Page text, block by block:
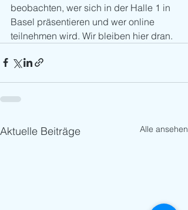
beobachten, wer sich in der Halle 1 in
Basel präsentieren und wer online
teilnehmen wird. Wir bleiben hier dran.
Aktuelle Beiträge Alle ansehen